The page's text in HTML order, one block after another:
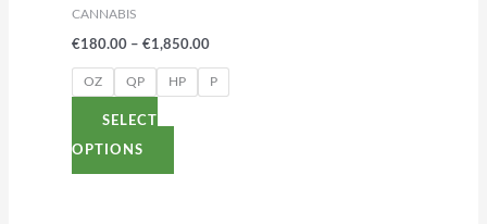
CANNABIS
€180.00 – €1,850.00
OZ QP HP P
SELECT
OPTIONS
chosen
on